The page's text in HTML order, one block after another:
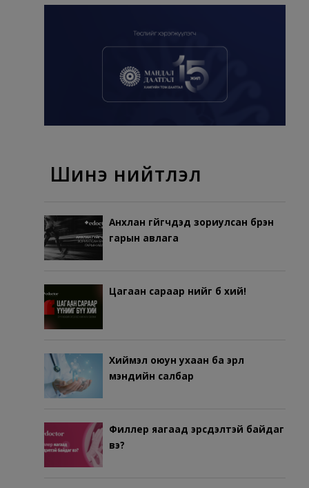
Шинэ нийтлэл
Анхлан гүйгчдэд зориулсан бүрэн
гарын авлага
Цагаан сараар үүнийг бүү хий!
Хиймэл оюун ухаан ба эрүүл
мэндийн салбар
Филлер яагаад эрсдэлтэй байдаг
вэ?